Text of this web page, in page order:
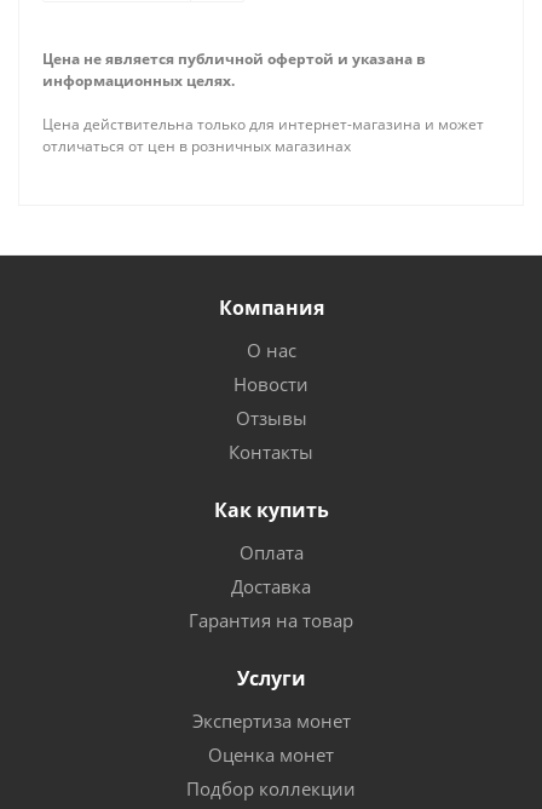
Цена не является публичной офертой и указана в
информационных целях.
Цена действительна только для интернет-магазина и может
отличаться от цен в розничных магазинах
Компания
О нас
Новости
Отзывы
Контакты
Как купить
Оплата
Доставка
Гарантия на товар
Услуги
Экспертиза монет
Оценка монет
Подбор коллекции